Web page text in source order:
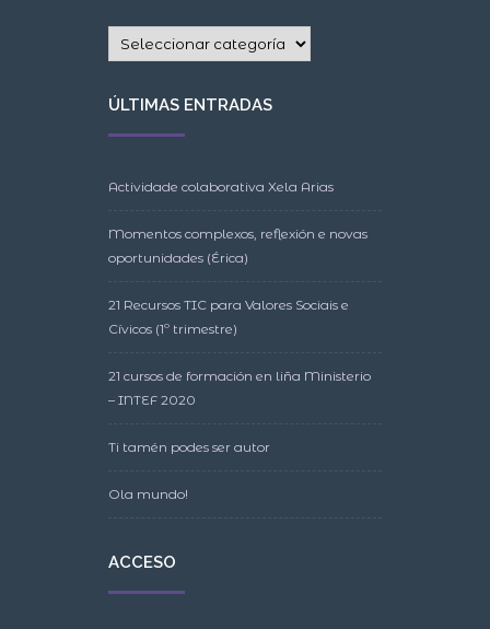
Categorías
ÚLTIMAS ENTRADAS
Actividade colaborativa Xela Arias
Momentos complexos, reflexión e novas
oportunidades (Érica)
21 Recursos TIC para Valores Sociais e
Cívicos (1º trimestre)
21 cursos de formación en liña Ministerio
– INTEF 2020
Ti tamén podes ser autor
Ola mundo!
ACCESO